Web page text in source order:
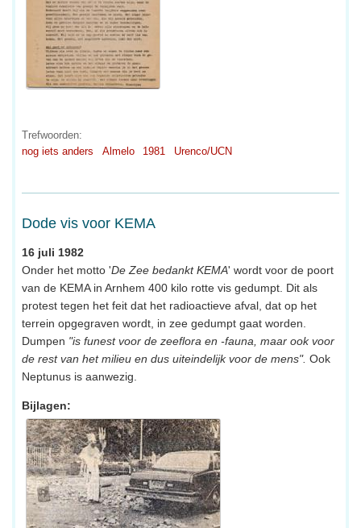
Trefwoorden:
nog iets anders
Almelo 1981 Urenco/UCN
Dode vis voor KEMA
16 juli 1982
Onder het motto 'De Zee bedankt KEMA' wordt voor de poort
van de KEMA in Arnhem 400 kilo rotte vis gedumpt. Dit als
protest tegen het feit dat het radioactieve afval, dat op het
terrein opgegraven wordt, in zee gedumpt gaat worden.
Dumpen "is funest voor de zeeflora en -fauna, maar ook voor
de rest van het milieu en dus uiteindelijk voor de mens". Ook
Neptunus is aanwezig.
Bijlagen: